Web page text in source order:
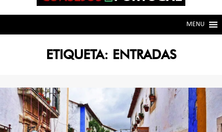
MENU
ETIQUETA: ENTRADAS